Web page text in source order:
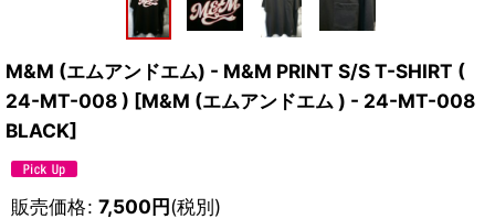
M&M (エムアンドエム) - M&M PRINT S/S T-SHIRT (
24-MT-008 ) [M&M (エムアンドエム ) - 24-MT-008
BLACK]
販売価格: 7,500円(税別)